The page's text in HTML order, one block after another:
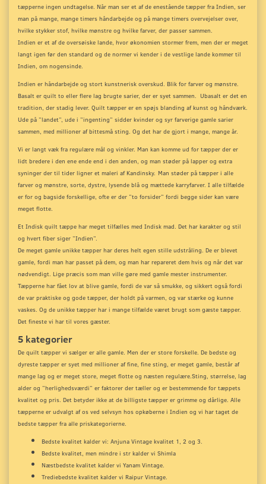
tæpperne ingen undtagelse. Når man ser et af de enestående tæpper fra Indien, ser
man på mange, mange timers håndarbejde og på mange timers overvejelser over,
hvilke stykker stof, hvilke mønstre og hvilke farver, der passer sammen.
Indien er et af de oversøiske lande, hvor økonomien stormer frem, men der er meget
langt igen før den standard og de normer vi kender i de vestlige lande kommer til
Indien, om nogensinde.
Indien er håndarbejde og stort kunstnerisk overskud. Blik for farver og mønstre.
Basalt er quilt to eller flere lag brugte sarier, der er syet sammen. Ubasalt er det en
tradition, der stadig lever. Quilt tæpper er en spøjs blanding af kunst og håndværk.
Ude på ”landet”, ude i ”ingenting” sidder kvinder og syr farverige gamle sarier
sammen, med millioner af bittesmå sting. Og det har de gjort i mange, mange år.
Vi er langt væk fra regulære mål og vinkler. Man kan komme ud for tæpper der er
lidt bredere i den ene ende end i den anden, og man støder på lapper og extra
syninger der til tider ligner et maleri af Kandinsky. Man støder på tæpper i alle
farver og mønstre, sorte, dystre, lysende blå og mættede karryfarver. I alle tilfælde
er for og bagside forskellige, ofte er der ”to forsider” fordi begge sider kan være
meget flotte.
Et Indisk quilt tæppe har meget tilfælles med Indisk mad. Det har karakter og stil
og hvert fiber siger ”Indien”.
De meget gamle unikke tæpper har deres helt egen stille udstråling. De er blevet
gamle, fordi man har passet på dem, og man har repareret dem hvis og når det var
nødvendigt. Lige præcis som man ville gøre med gamle mester instrumenter.
Tæpperne har fået lov at blive gamle, fordi de var så smukke, og sikkert også fordi
de var praktiske og gode tæpper, der holdt på varmen, og var stærke og kunne
vaskes. Og de unikke tæpper har i mange tilfælde været brugt som gæste tæpper.
Det fineste vi har til vores gæster.
5 kategorier
De quilt tæpper vi sælger er alle gamle. Men der er store forskelle. De bedste og
dyreste tæpper er syet med millioner af fine, fine sting, er meget gamle, består af
mange lag og er meget store, meget flotte og næsten regulære.Sting, størrelse, lag
alder og ”herlighedsværdi” er faktorer der tæller og er bestemmende for tæppets
kvalitet og pris. Det betyder ikke at de billigste tæpper er grimme og dårlige. Alle
tæpperne er udvalgt af os ved selvsyn hos opkøberne i Indien og vi har taget de
bedste tæpper fra alle priskategorierne.
Bedste kvalitet kalder vi: Anjuna Vintage kvalitet 1, 2 og 3.
Bedste kvalitet, men mindre i str kalder vi Shimla
Næstbedste kvalitet kalder vi Yanam Vintage.
Trediebedste kvalitet kalder vi Raipur Vintage.